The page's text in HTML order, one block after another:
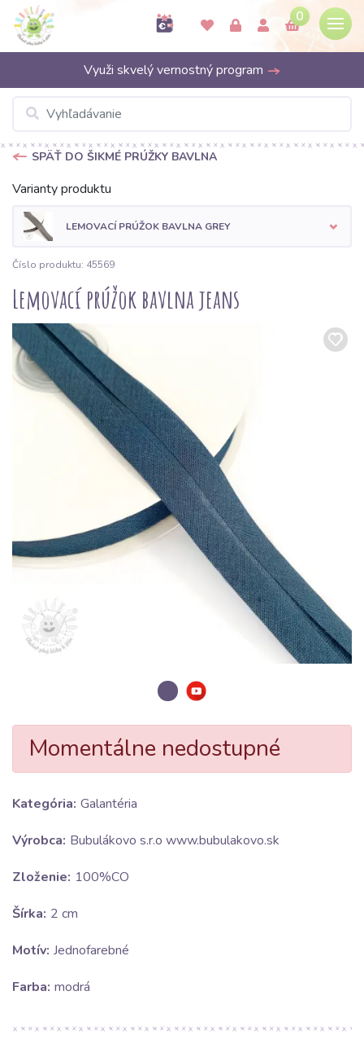
0
Využi skvelý vernostný program
SPÄŤ DO ŠIKMÉ PRÚŽKY BAVLNA
Varianty produktu
LEMOVACÍ PRÚŽOK BAVLNA GREY
Číslo produktu: 45569
Lemovací prúžok bavlna jeans
Momentálne nedostupné
Kategória: Galantéria
Výrobca: Bubulákovo s.r.o www.bubulakovo.sk
Zloženie: 100%CO
Šírka: 2 cm
Motív: Jednofarebné
Farba: modrá